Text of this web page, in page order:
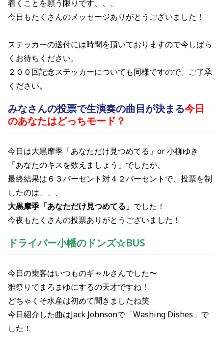
着くことを願う限りです、、、
今日もたくさんのメッセージありがとうございました！
ステッカーの送付には時間を頂いておりますので今しばら
くお待ちください。
２００回記念ステッカーについても同様ですので、ご了承
ください。
みなさんの投票で生演奏の曲目が決まる今日
のあなたはどっちモード？
今日は大黒摩季 「あなただけ見つめてる 」or小柳ゆき
「あなたのキスを数えましょう 」でしたが、
最終結果は６３パーセント対４２パーセントで、投票を制
したのは、、、
大黒摩季「あなただけ見つめてる」 でした！
今夜もたくさんの投票ありがとうございました！
ドライバー小幡のドンズ☆BUS
今日の乗客はいつものギャルさんでした〜
雛祭りでまろまゆにするの天才ですね！
どちゃくそ水産は初めて聞きましたね笑
今日紹介した曲はJack Johnsonで「Washing Dishes」で
した！